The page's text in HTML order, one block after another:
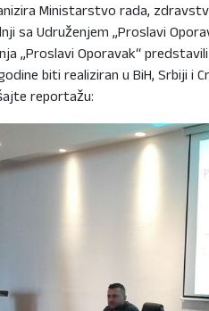
Ministarstvo rada,
sa Udruženjem „Proslavi
„Proslavi Oporavak“
biti realiziran u BiH, Srbiji i
reportažu: